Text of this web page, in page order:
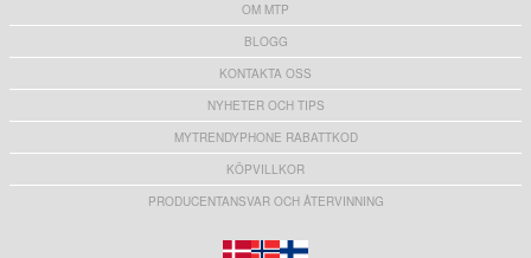
OM MTP
BLOGG
KONTAKTA OSS
NYHETER OCH TIPS
MYTRENDYPHONE RABATTKOD
KÖPVILLKOR
PRODUCENTANSVAR OCH ÅTERVINNING